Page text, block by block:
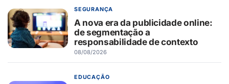
SEGURANÇA
A nova era da publicidade online:
de segmentação a
responsabilidade de contexto
08/08/2026
EDUCAÇÃO